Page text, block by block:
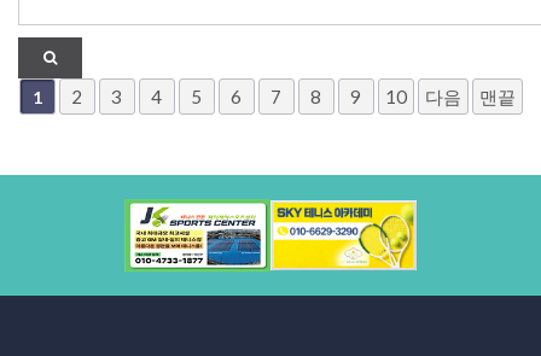
1 2 3 4 5 6 7 8 9 10 다음 맨끝